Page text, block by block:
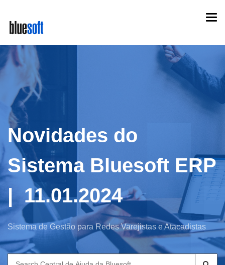
main
content
Novidades do
Sistema Bluesoft ERP
| 11.01.2024
Sistema de Gestão para Redes Varejistas e Atacadistas
Search